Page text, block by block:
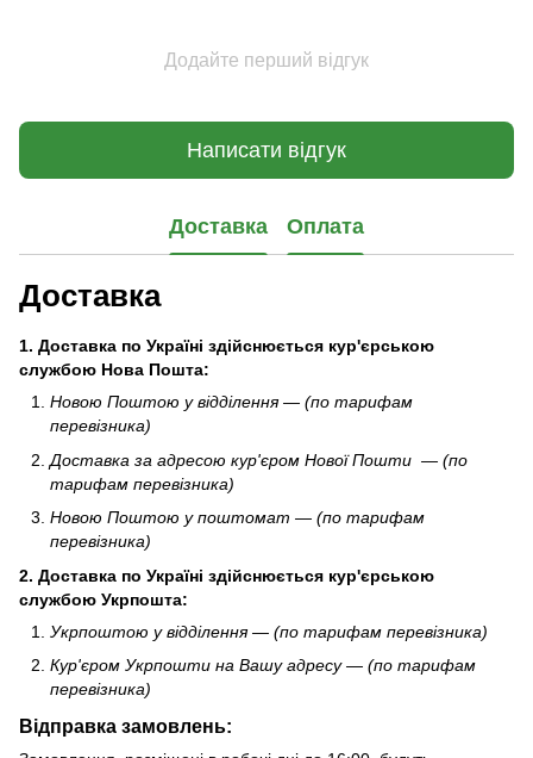
Додайте перший відгук
Написати відгук
Доставка Оплата
Доставка
1. Доставка по Україні здійснюється кур'єрською
службою Нова Пошта:
Новою Поштою у відділення — (по тарифам
перевізника)
Доставка за адресою кур'єром Нової Пошти — (по
тарифам перевізника)
Новою Поштою у поштомат — (по тарифам
перевізника)
2. Доставка по Україні здійснюється кур'єрською
службою Укрпошта:
Укрпоштою у відділення — (по тарифам перевізника)
Кур'єром Укрпошти на Вашу адресу — (по тарифам
перевізника)
Відправка замовлень: